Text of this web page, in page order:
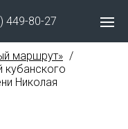
449-80-27
маршрут»
кубанского
Николая